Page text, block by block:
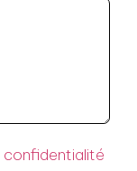
confidentialité